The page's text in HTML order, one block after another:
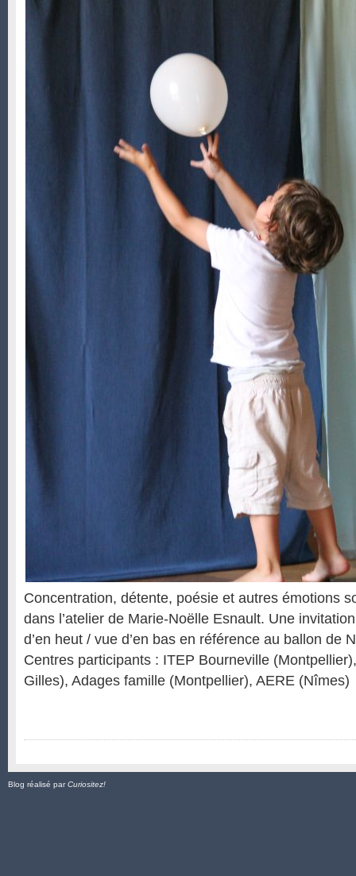
Concentration, détente, poésie et autres émotions
dans l’atelier de Marie-Noëlle Esnault. Une
d’en heut / vue d’en bas en référence au ballon de
Centres participants : ITEP Bourneville
Gilles), Adages famille (Montpellier), AERE (Nîmes)
Blog réalisé parCuriositez!